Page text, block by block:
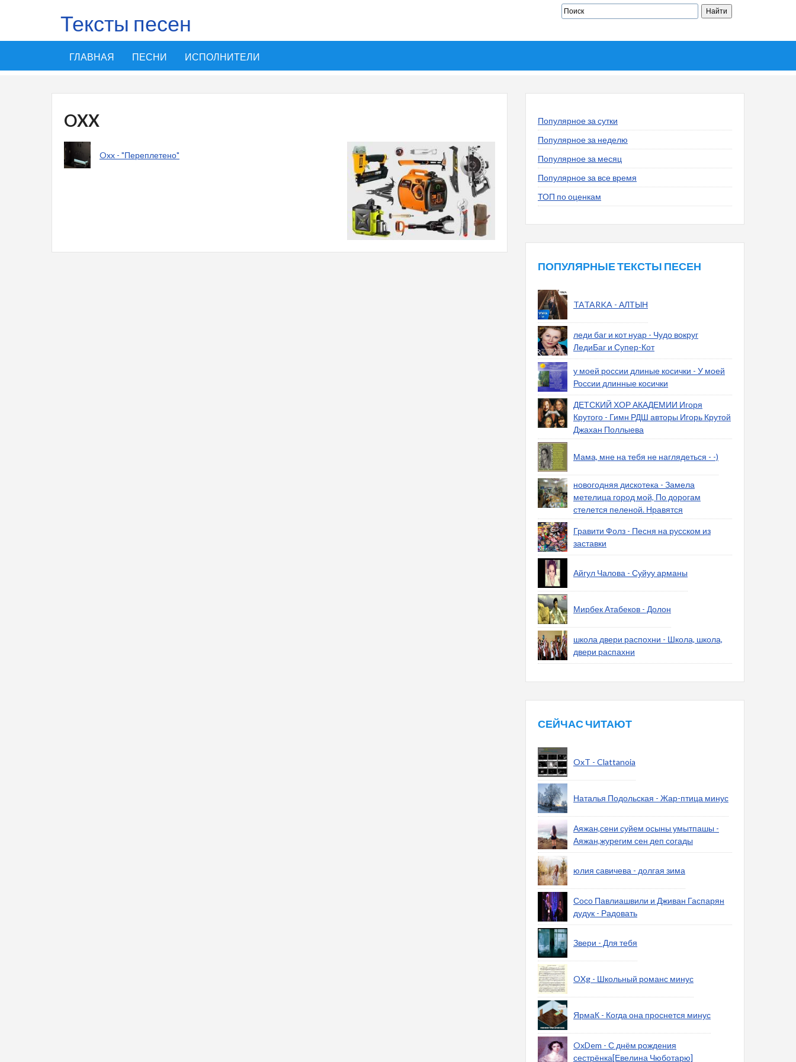
Тексты песен
ГЛАВНАЯ ПЕСНИ ИСПОЛНИТЕЛИ
OXX
Oxx - "Переплетено"
Популярное за сутки
Популярное за неделю
Популярное за месяц
Популярное за все время
ТОП по оценкам
ПОПУЛЯРНЫЕ ТЕКСТЫ ПЕСЕН
TATARKA - АЛТЫН
леди баг и кот нуар - Чудо вокруг
ЛедиБаг и Супер-Кот
у моей россии длиные косички - У моей
России длинные косички
ДЕТСКИЙ ХОР АКАДЕМИИ Игоря
Крутого - Гимн РДШ авторы Игорь Крутой
Джахан Поллыева
Мама, мне на тебя не наглядеться - -)
новогодняя дискотека - Замела
метелица город мой, По дорогам
стелется пеленой. Нравятся
Гравити Фолз - Песня на русском из
заставки
Айгул Чалова - Суйуу арманы
Мирбек Атабеков - Долон
школа двери распохни - Школа, школа,
двери распахни
СЕЙЧАС ЧИТАЮТ
OxT - Clattanoia
Наталья Подольская - Жар-птица минус
Аяжан,сени суйем осыны умытпашы -
Аяжан,журегим сен деп согады
юлия савичева - долгая зима
Сосо Павлиашвили и Дживан Гаспарян
дудук - Радовать
Звери - Для тебя
OXg - Школьный романс минус
ЯрмаК - Когда она проснется минус
OxDem - С днём рождения
сестрёнка[Евелина Чюботарю]